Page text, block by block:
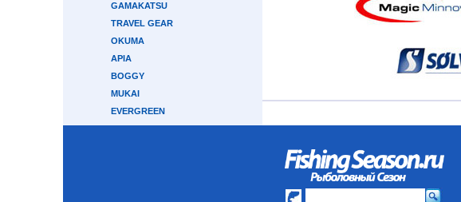
GAMAKATSU
TRAVEL GEAR
OKUMA
APIA
BOGGY
MUKAI
EVERGREEN
MAXIMUS